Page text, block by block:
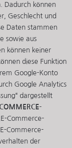
Dadurch können
Geschlecht und
Daten stammen
sowie aus
können keiner
diese Funktion
Google-Konto
Google Analytics
dargestellt
Commerce-
Commerce-
der